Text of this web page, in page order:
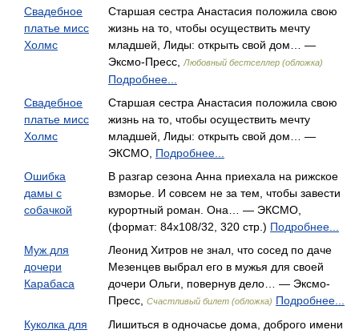
Свадебное
платье мисс
Холмс
Старшая сестра Анастасия положила свою
жизнь на то, чтобы осуществить мечту
младшей, Лиды: открыть свой дом… —
Эксмо-Пресс,
Любовный бестселлер (обложка)
Подробнее...
Свадебное
платье мисс
Холмс
Старшая сестра Анастасия положила свою
жизнь на то, чтобы осуществить мечту
младшей, Лиды: открыть свой дом… —
ЭКСМО, Подробнее...
Ошибка
дамы с
собачкой
В разгар сезона Анна приехала на рижское
взморье. И совсем не за тем, чтобы завести
курортный роман. Она… — ЭКСМО,
(формат: 84x108/32, 320 стр.) Подробнее...
Муж для
дочери
Карабаса
Леонид Хитров не знал, что сосед по даче
Мезенцев выбрал его в мужья для своей
дочери Ольги, повернув дело… — Эксмо-
Пресс,
Счастливый билет (обложка) Подробнее...
Куколка для
Лишиться в одночасье дома, доброго имени